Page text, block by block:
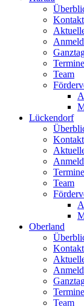
Kontakt
Termine
Team
Lückendorf
Kontakt
Termine
Team
Oberland
Kontakt
Termine
Team